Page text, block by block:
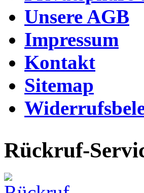
Unsere AGB
Impressum
Kontakt
Sitemap
Rückruf-